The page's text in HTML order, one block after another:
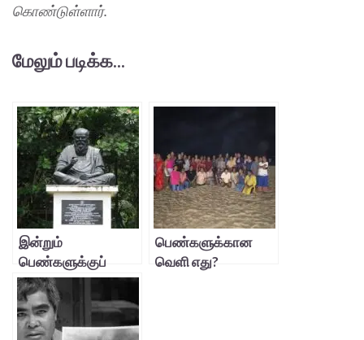
கொண்டுள்ளார்.
மேலும் படிக்க...
இன்றும்
பெண்களுக்குப்
பெரியார்
தேவைப்படுகிறார்…
பெண்களுக்கான
வெளி எது?